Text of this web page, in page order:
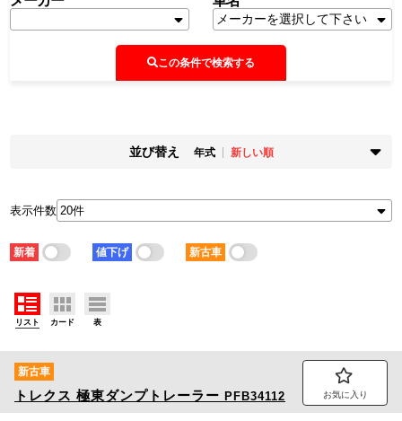
この条件で検索する
並び替え 年式
新しい順
新着順
古い順
新しい順
古い順
走行距離
少ない順
多い順
安い順
積載量
車検残
表示件数
新着 値下げ 新古車
リスト カード 表
新古車
トレクス 極東ダンプトレーラー PFB34112 お気に入り